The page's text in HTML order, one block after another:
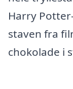
Harry
staven fra
chokolade i